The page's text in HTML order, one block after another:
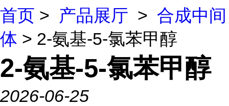
首页 > 产品展厅 > 合成中间
体 > 2-氨基-5-氯苯甲醇
2-氨基-5-氯苯甲醇
2026-06-25